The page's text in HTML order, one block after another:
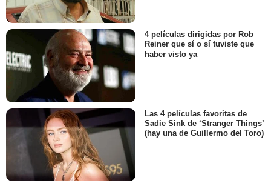
4 películas dirigidas por Rob
Reiner que sí o sí tuviste que
haber visto ya
Las 4 películas favoritas de
Sadie Sink de ‘Stranger Things’
(hay una de Guillermo del Toro)